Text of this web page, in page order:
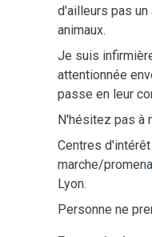
d'ailleurs pas
animaux.
Je suis
attentionnée
passe en leur
N'hésitez pas à
Centres
marche/
Lyon.
Personne ne